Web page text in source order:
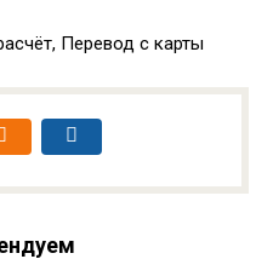
Перевод с карты